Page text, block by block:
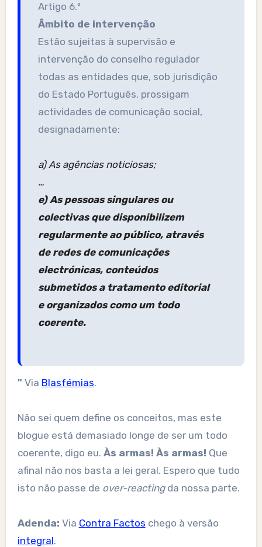
Artigo 6.º
Âmbito de intervenção
Estão sujeitas à supervisão e
intervenção do conselho regulador
todas as entidades que, sob jurisdição
do Estado Português, prossigam
actividades de comunicação social,
designadamente:
a) As agências noticiosas;
…
e) As pessoas singulares ou
colectivas que disponibilizem
regularmente ao público, através
de redes de comunicações
electrónicas, conteúdos
submetidos a tratamento editorial
e organizados como um todo
coerente.
" Via Blasfémias.
Não sei quem define os conceitos, mas este
blogue está demasiado longe de ser um todo
coerente, digo eu. Às armas! Às armas! Que
afinal não nos basta a lei geral. Espero que tudo
isto não passe de over-reactingda nossa parte.
Adenda: Via Contra Factos chego à versão
integral.